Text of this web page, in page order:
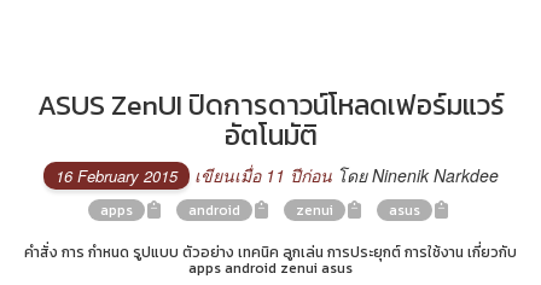
ASUS ZenUI ปิดการดาวน์โหลดเฟอร์มแวร์
อัตโนมัติ
16 February 2015 เขียนเมื่อ 11 ปีก่อนโดย Ninenik Narkdee
apps android zenui
asus
คำสั่ง การ กำหนด รูปแบบ ตัวอย่าง เทคนิค ลูกเล่น การประยุกต์ การใช้งาน เกี่ยวกับ
apps android zenui asus